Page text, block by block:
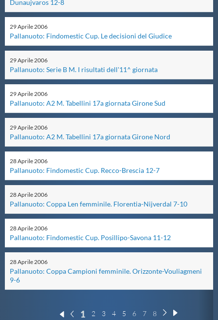
Master
Formazione
GUG
Scuole Nuoto
Propaganda
Centri Federali
Area Legislativa
Protezione Civile
Qualità
Sostenibilità
Dunaujvaros 12-8
29Aprile2006
Pallanuoto: Findomestic Cup. Le decisioni del Giudice
29Aprile2006
Pallanuoto: Serie B M. I risultati dell'11^ giornata
29Aprile2006
Pallanuoto: A2 M. Tabellini 17a giornata Girone Sud
29Aprile2006
Pallanuoto: A2 M. Tabellini 17a giornata Girone Nord
28Aprile2006
Pallanuoto: Findomestic Cup. Recco-Brescia 12-7
28Aprile2006
Pallanuoto: Coppa Len femminile. Florentia-Nijverdal 7-10
28Aprile2006
Pallanuoto: Findomestic Cup. Posillipo-Savona 11-12
28Aprile2006
Pallanuoto: Coppa Campioni femminile. Orizzonte-Vouliagmeni
9-6
1 2 3 4 5 6 7 8